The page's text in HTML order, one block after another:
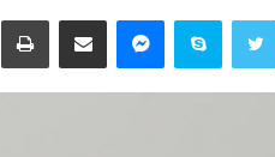
ب
تويتر سكايب ماسنجر مشاركة عبر البريد طباعة